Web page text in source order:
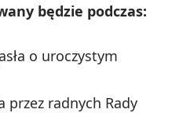
będzie podczas:
o uroczystym
przez radnych Rady